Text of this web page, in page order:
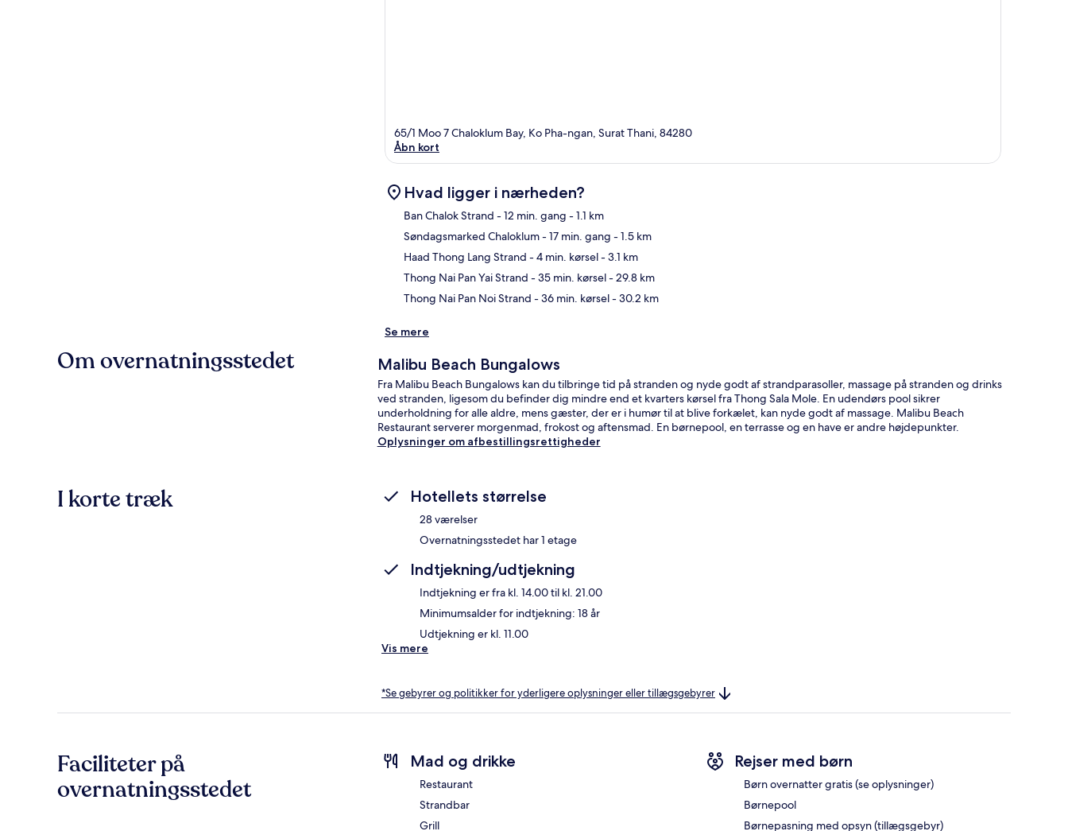
65/1 Moo 7 Chaloklum Bay, Ko Pha-ngan, Surat Thani, 84280
Åbn kort
Hvad ligger i nærheden?
Ban Chalok Strand - 12 min. gang - 1.1 km
Søndagsmarked Chaloklum- 17 min. gang - 1.5 km
Haad Thong Lang Strand - 4 min. kørsel- 3.1 km
Thong Nai Pan Yai Strand - 35 min. kørsel- 29.8 km
Thong Nai Pan Noi Strand - 36 min. kørsel- 30.2 km
Se mere
Om overnatningsstedet Malibu Beach Bungalows
Fra Malibu Beach Bungalows kan du tilbringe tid på stranden og nyde godt af strandparasoller, massage på stranden og drinks
ved stranden, ligesom du befinder dig mindre end et kvarters kørsel fra Thong Sala Mole. En udendørs pool sikrer
underholdning for alle aldre, mens gæster, der er i humør til at blive forkælet, kan nyde godt af massage. Malibu Beach
Restaurant serverer morgenmad, frokost og aftensmad. En børnepool, en terrasse og en have er andre højdepunkter.
Oplysninger om afbestillingsrettigheder
I korte træk Hotellets størrelse
28 værelser
Overnatningsstedet har 1 etage
Indtjekning/udtjekning
Indtjekning er fra kl. 14.00 til kl. 21.00
Minimumsalder for indtjekning: 18 år
Udtjekning er kl. 11.00
Vis mere
*Se gebyrer og politikker for yderligere oplysninger eller tillægsgebyrer
Faciliteter på
overnatningsstedet
Mad og drikke
Restaurant
Strandbar
Grill
Rejser med børn
Børn overnatter gratis (se oplysninger)
Børnepool
Børnepasning med opsyn (tillægsgebyr)